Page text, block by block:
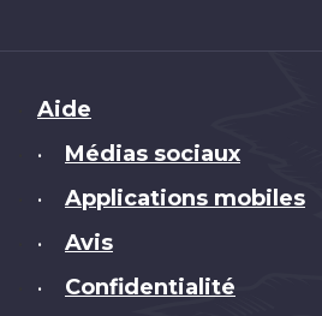
Brand
Aide
• Médias sociaux
• Applications mobiles
• Avis
• Confidentialité